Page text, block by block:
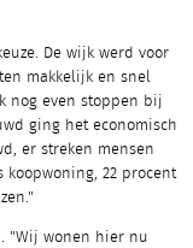
De wijk werd voor
makkelijk en snel
nog even stoppen bij
ging het economisch
er streken mensen
koopwoning, 22 procent
"Wij wonen hier nu